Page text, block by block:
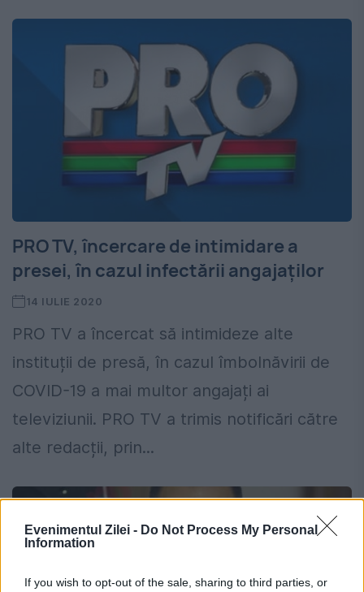
Evenimentul Zilei - Do Not Process My Personal
Information
If you wish to opt-out of the sale, sharing to third parties, or
PRO TV, încercare de intimidare a
presei, în cazul infectării angajaților
14 IULIE 2020
PRO TV a încercat să intimideze alte
instituții de presă, în cazul îmbolnăvirii de
COVID-19 a mai multor angajați ai
televiziunii. PRO TV a trimis notificări către
alte redacții, prin...